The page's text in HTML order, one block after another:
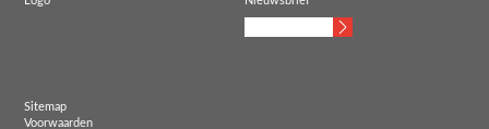
Sitemap
Voorwaarden